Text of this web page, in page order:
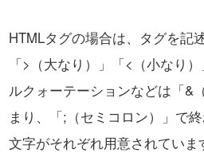
HTMLタグの場合は、タグを記
「>（大なり）」「<（小なり
ルクォーテーションなどは 「
まり、「;（セミコロン）」で
文字がそれぞれ用意されていま